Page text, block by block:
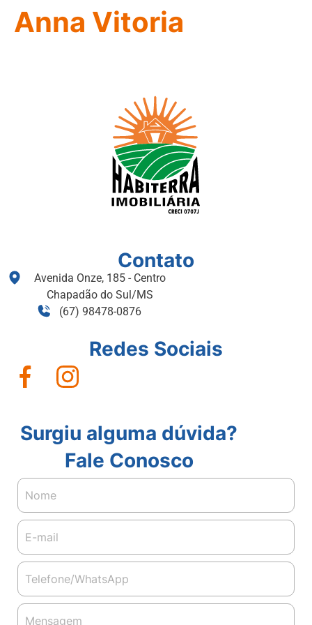
Anna Vitoria
Contato
Avenida Onze, 185 - Centro
Chapadão do Sul/MS
(67) 98478-0876
Redes Sociais
Surgiu alguma dúvida?
Fale Conosco